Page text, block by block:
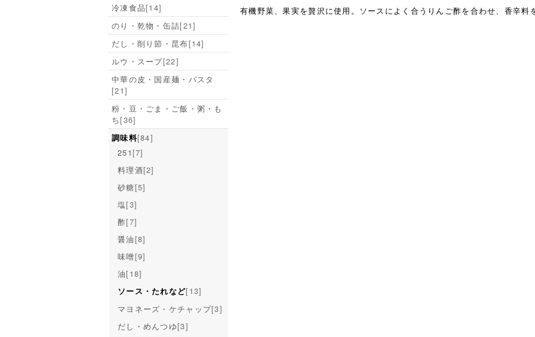
有機野菜、果実を贅沢に使用。ソースによく合うりんご酢を合わせ、香辛料
冷凍食品[14]
のり・乾物・缶詰[21]
だし・削り節・昆布[14]
ルウ・スープ[22]
中華の皮・国産麺・パスタ
[21]
粉・豆・ごま・ご飯・粥・も
ち[36]
調味料[84]
251[7]
料理酒[2]
砂糖[5]
塩[3]
酢[7]
醤油[8]
味噌[9]
油[18]
ソース・たれなど[13]
マヨネーズ・ケチャップ[3]
だし・めんつゆ[3]